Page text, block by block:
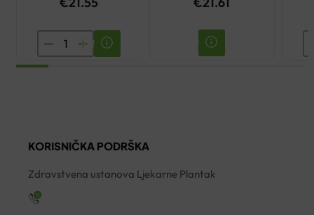
AVENE
CLEANANCE
ČIŠĆENJE
200ML
KORISNIČKA PODRŠKA
Zdravstvena ustanova Ljekarne Plantak